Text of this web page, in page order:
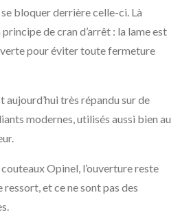
bloquer derrière celle-ci. Là
de cran d’arrêt : la lame est
pour éviter toute fermeture
aujourd’hui très répandu sur de
modernes, utilisés aussi bien au
Opinel, l’ouverture reste
ressort, et ce ne sont pas des